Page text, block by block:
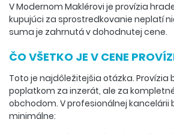
V Modernom Maklérovi je provízia
kupujúci za sprostredkovanie neplatí
suma je zahrnutá v dohodnutej cene.
ČO VŠETKO JE V CENE
Toto je najdôležitejšia otázka. Provízia
poplatkom za inzerát, ale za
obchodom. V profesionálnej
minimálne: